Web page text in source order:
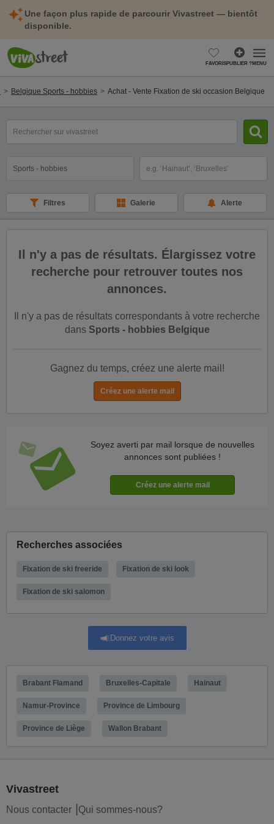
Une façon plus rapide de parcourir Vivastreet — bientôt
disponible.
FAVORISPUBLIER ?MENU
Belgique Sports - hobbies Achat - Vente Fixation de ski occasion Belgique
clé(s)
Filtres Galerie Alerte
Il n'y a pas de résultats. Élargissez votre
recherche pour retrouver toutes nos
annonces.
Il n'y a pas de résultats correspondants à votre recherche
dans Sports - hobbies Belgique
Gagnez du temps, créez une alerte mail!
Soyez averti par mail lorsque de nouvelles
annonces sont publiées !
Recherches associées
Fixation de ski freeride Fixation de ski look
Fixation de ski salomon
Donnez votre avis
Brabant Flamand Bruxelles-Capitale Hainaut
Namur-Province Province de Limbourg
Province de Liège Wallon Brabant
Vivastreet
Nous contacter Qui sommes-nous?